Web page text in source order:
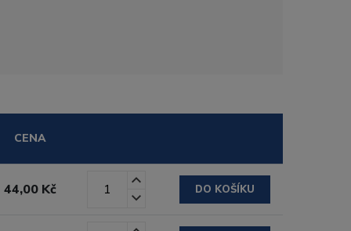
CENA
44,00 Kč DO KOŠÍKU